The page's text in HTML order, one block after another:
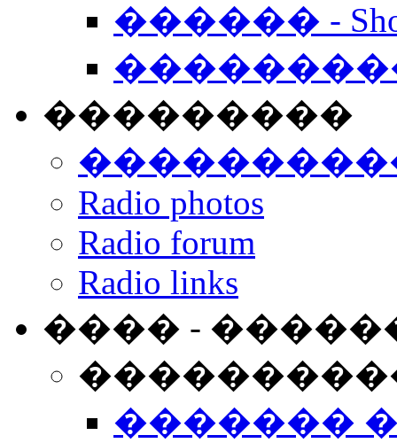
������ -
���������
Radio photos
Radio forum
Radio links
���� -
�������